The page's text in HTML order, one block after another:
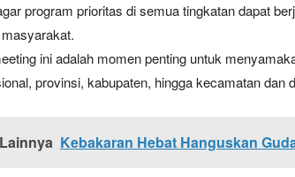
program prioritas di semua tingkatan dapat
ini adalah momen penting untuk
provinsi, kabupaten, hingga kecamatan dan
Kebakaran Hebat Hanguskan